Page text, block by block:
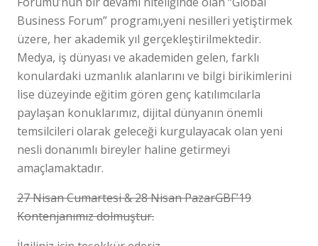
Business Forum” programı,yeni nesilleri yetiştirmek
üzere, her akademik yıl gerçekleştirilmektedir.
Medya, iş dünyası ve akademiden gelen, farklı
konulardaki uzmanlık alanlarını ve bilgi birikimlerini
lise düzeyinde eğitim gören genç katılımcılarla
paylaşan konuklarımız, dijital dünyanın önemli
temsilcileri olarak geleceği kurgulayacak olan yeni
nesli donanımlı bireyler haline getirmeyi
amaçlamaktadır.
27 Nisan Cumartesi & 28 Nisan PazarGBF’19
Kontenjanımız dolmuştur.